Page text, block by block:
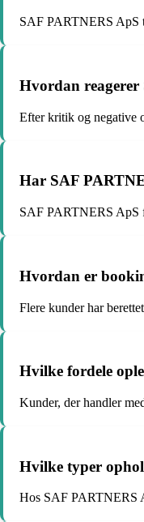
SAF PARTNERS ApS
Hvordan reagerer
Efter kritik og negative
Har SAF
SAF PARTNERS ApS
Hvordan er
Flere kunder har
Hvilke fordele
Kunder, der handler
Hvilke typer
Hos SAF PARTNERS